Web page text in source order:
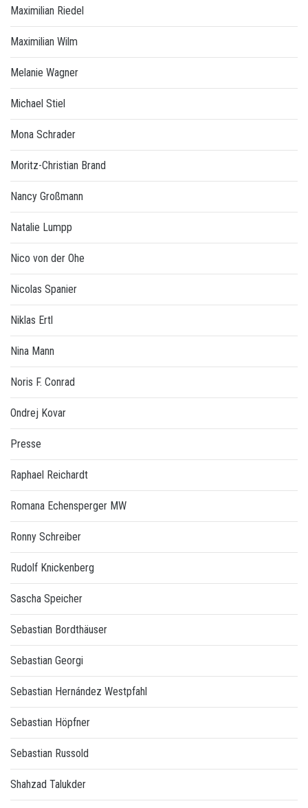
Maximilian Riedel
Maximilian Wilm
Melanie Wagner
Michael Stiel
Mona Schrader
Moritz-Christian Brand
Nancy Großmann
Natalie Lumpp
Nico von der Ohe
Nicolas Spanier
Niklas Ertl
Nina Mann
Noris F. Conrad
Ondrej Kovar
Presse
Raphael Reichardt
Romana Echensperger MW
Ronny Schreiber
Rudolf Knickenberg
Sascha Speicher
Sebastian Bordthäuser
Sebastian Georgi
Sebastian Hernández Westpfahl
Sebastian Höpfner
Sebastian Russold
Shahzad Talukder